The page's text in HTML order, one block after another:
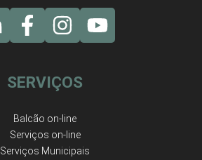
SERVIÇOS
Balcão on-line
Serviços on-line
Serviços Municipais